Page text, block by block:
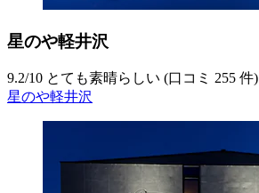
星のや軽井沢
9.2/10 とても素晴らしい (口コミ 255 件)
星のや軽井沢